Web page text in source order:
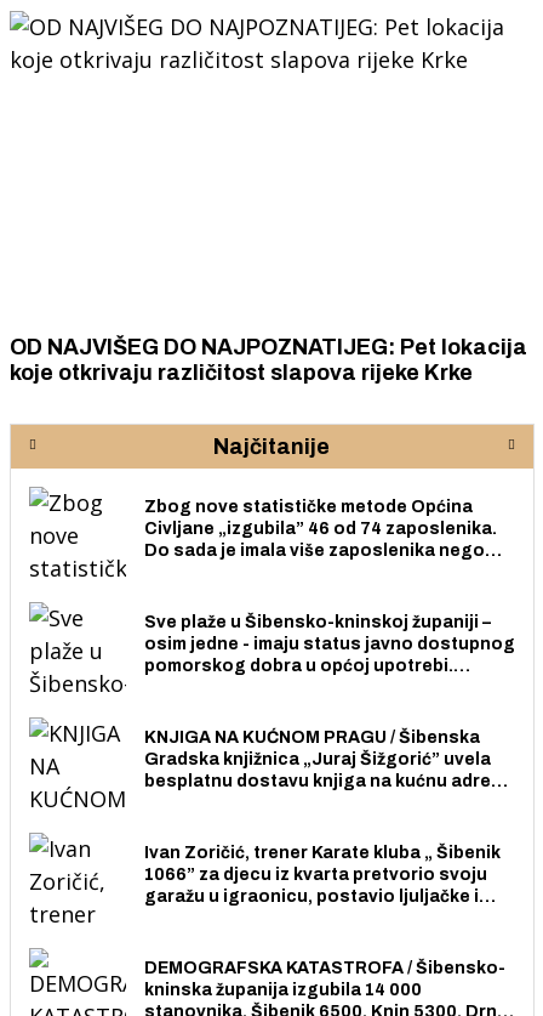
OD NAJVIŠEG DO NAJPOZNATIJEG: Pet lokacija
koje otkrivaju različitost slapova rijeke Krke
Najčitanije
Zbog nove statističke metode Općina
Civljane „izgubila” 46 od 74 zaposlenika.
Do sada je imala više zaposlenika nego
Sve plaže u Šibensko-kninskoj županiji –
osim jedne - imaju status javno dostupnog
pomorskog dobra u općoj upotrebi.
KNJIGA NA KUĆNOM PRAGU / Šibenska
Gradska knjižnica „Juraj Šižgorić” uvela
besplatnu dostavu knjiga na kućnu adresu
Ivan Zoričić, trener Karate kluba „ Šibenik
1066” za djecu iz kvarta pretvorio svoju
garažu u igraonicu, postavio ljuljačke i
DEMOGRAFSKA KATASTROFA / Šibensko-
kninska županija izgubila 14 000
stanovnika, Šibenik 6500, Knin 5300, Drniš